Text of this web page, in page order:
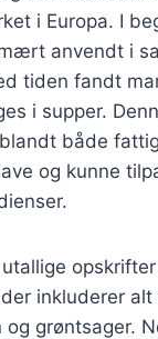
i Europa. I
anvendt i
tiden fandt
i supper.
både
og kunne
inkluderer
grøntsager.